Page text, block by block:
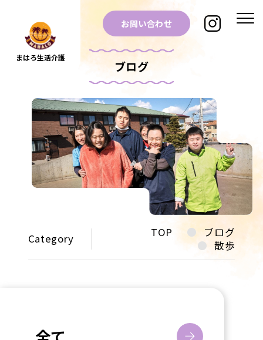
まはろ生活介護
お問い合わせ
ブログ
Category TOP
ブログ
散歩